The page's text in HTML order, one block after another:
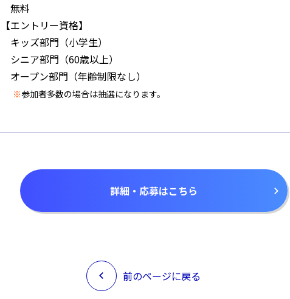
無料
【エントリー資格】
キッズ部門（小学生）
シニア部門（60歳以上）
オープン部門（年齢制限なし）
※参加者多数の場合は抽選になります。
詳細・応募はこちら
前のページに戻る